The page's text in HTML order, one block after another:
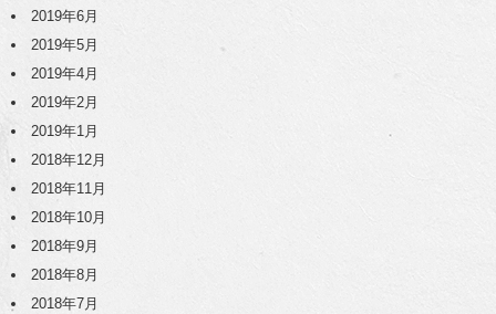
2019年6月
2019年5月
2019年4月
2019年2月
2019年1月
2018年12月
2018年11月
2018年10月
2018年9月
2018年8月
2018年7月